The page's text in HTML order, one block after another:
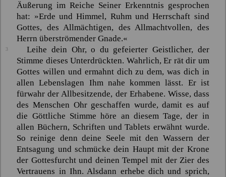
Äußerung im Reiche Seiner Erkenntnis gesprochen
hat: »Erde und Himmel, Ruhm und Herrschaft sind
Gottes, des Allmächtigen, des Allmachtvollen, des
Herrn überströmender Gnade.«
3
Leihe dein Ohr, o du gefeierter Geistlicher, der
Stimme dieses Unterdrückten. Wahrlich, Er rät dir um
Gottes willen und ermahnt dich zu dem, was dich in
allen Lebenslagen Ihm nahe kommen lässt. Er ist
fürwahr der Allbesitzende, der Erhabene. Wisse, dass
des Menschen Ohr geschaffen wurde, damit es auf
die Göttliche Stimme höre an diesem Tage, der in
allen Büchern, Schriften und Tablets erwähnt wurde.
So reinige denn deine Seele mit den Wassern der
Entsagung und schmücke dein Haupt mit der Krone
der Gottesfurcht und deinen Tempel mit der Zier des
Vertrauens in Ihn. Alsdann erhebe dich und sprich,